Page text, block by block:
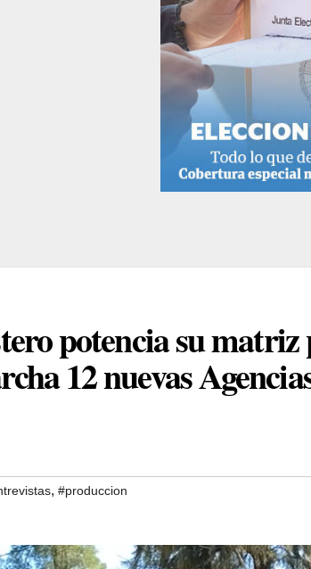
potencia su
12 nuevas
, #produccion